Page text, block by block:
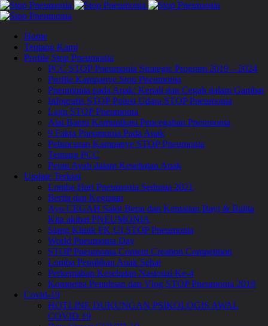
Home
Tentang Kami
Profile Stop Pneumonia
PCC STOP Pneumonia Strategic Program 2019 – 2024
Profile Kampanye Stop Pneumonia
Pneumonia pada Anak: Kenali dan Cegah dalam Gambar
Infografis STOP Polusi Udara STOP Pneumonia
Lagu STOP Pneumonia
Alat Bantu Komunikasi Pencegahan Pneumonia
9 Fakta Pneumonia Pada Anak
Peluncuran Kampanye STOP Pneumonia
Tentang PCC
Peran Ayah dalam Kesehatan Anak
Update Terkini
Lomba Hari Pneumonia Sedunia 2021
Berita dan Kegiatan
Ayo CEGAH Sakit Berat dan Kematian Bayi & Balita
Kita akibat PNEUMONIA
Siang Klinik FK UI STOP Pneumonia
World Pneumonia Day
STOP Pneumonia Content Creation Competition
Lomba Pemilihan Anak Sehat
Perkemahan Kesehatan Nasional Ke-4
Kompetisi Penulisan dan Vlog STOP Pneumonia 2019
Covid-19
HOTLINE DUKUNGAN PSIKOLOGIS AWAL
COVID 19